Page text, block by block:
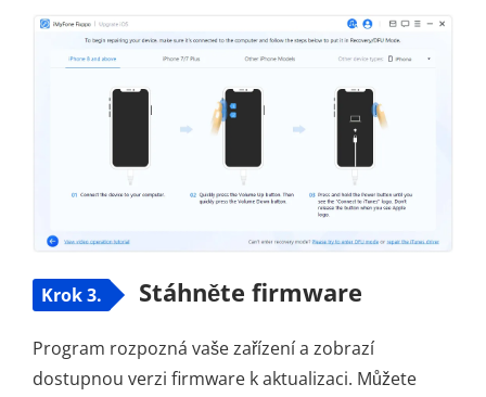
Krok 3. Stáhněte firmware
Program rozpozná vaše zařízení a zobrazí
dostupnou verzi firmware k aktualizaci. Můžete